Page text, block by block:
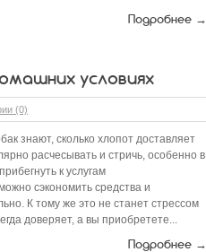
Подробнее →
условиях
(0)
знают, сколько хлопот доставляет
расчесывать и стричь, особенно в
к услугам
сэкономить средства и
К тому же это не станет стрессом
доверяет, а вы приобретете...
Подробнее →